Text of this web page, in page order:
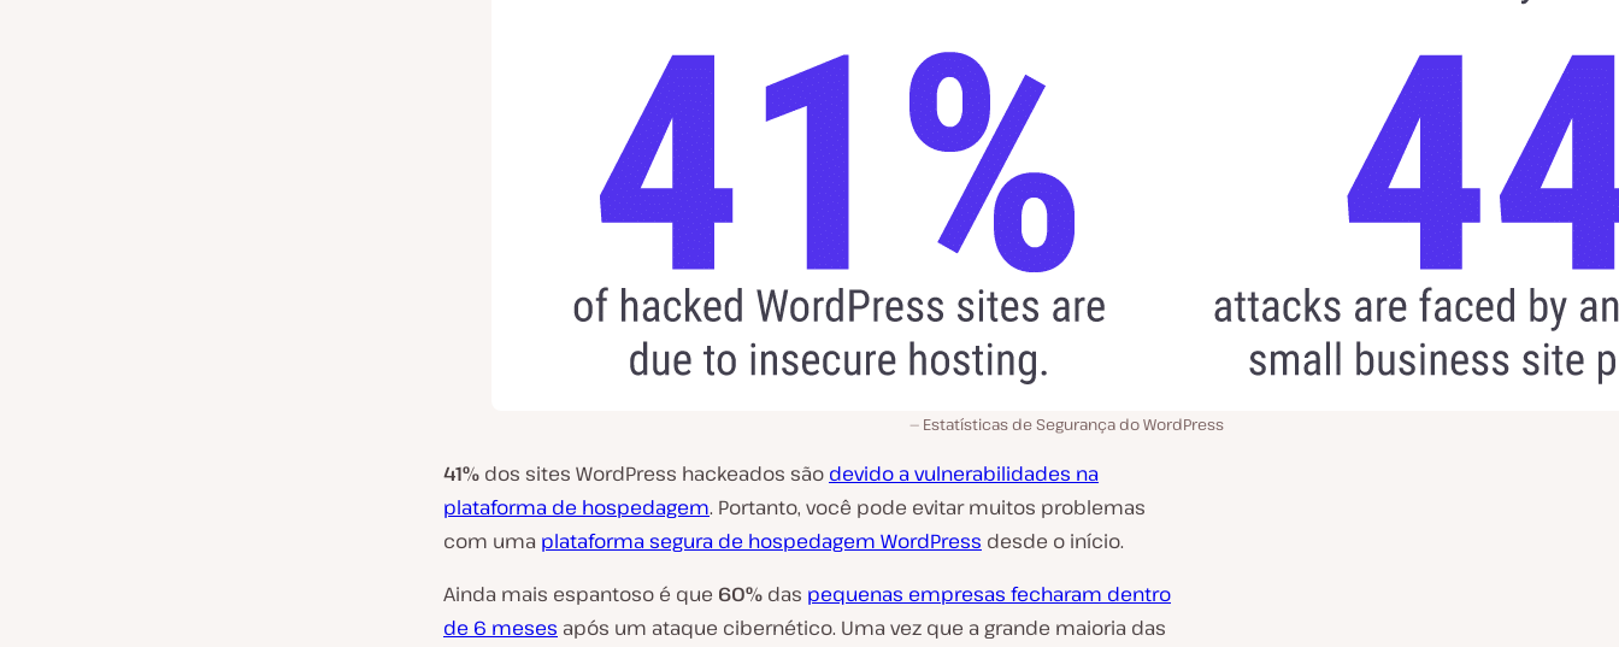
Estatísticas de Segurança do WordPress
41% dos sites WordPress hackeados são devido a vulnerabilidades na
plataforma de hospedagem. Portanto, você pode evitar muitos problemas
com uma plataforma segura de hospedagem WordPress desde o início.
Ainda mais espantoso é que 60% das pequenas empresas fecharam dentro
de 6 meses após um ataque cibernético. Uma vez que a grande maioria das